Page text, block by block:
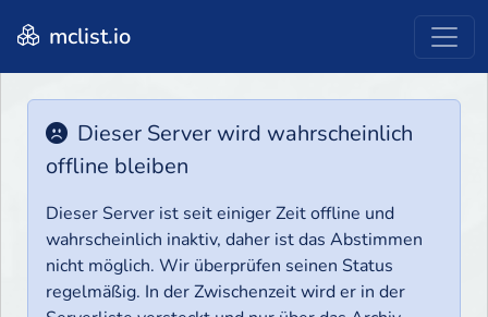
mclist.io
Dieser Server wird wahrscheinlich
offline bleiben
Dieser Server ist seit einiger Zeit offline und
wahrscheinlich inaktiv, daher ist das Abstimmen
nicht möglich. Wir überprüfen seinen Status
regelmäßig. In der Zwischenzeit wird er in der